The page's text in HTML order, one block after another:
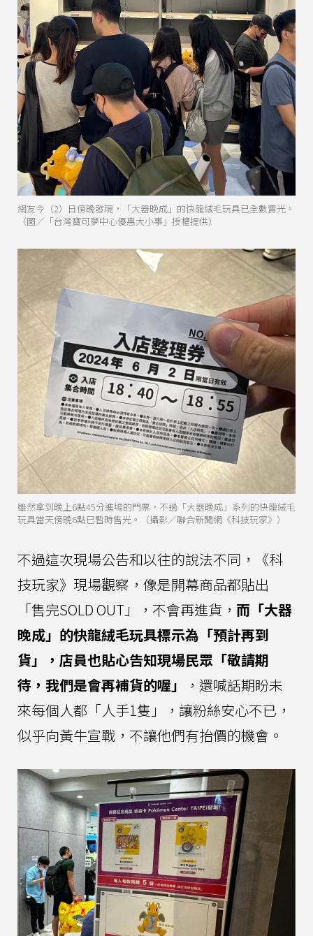
網友今（2）日傍晚發現，「大器晚成」的快龍絨毛玩具已全數賣光。
（圖／「台灣寶可夢中心優惠大小事」授權提供）
雖然拿到晚上6點45分進場的門票，不過「大器晚成」系列的快龍絨毛
玩具當天傍晚6點已暫時售光。（攝影／聯合新聞網《科技玩家》）
不過這次現場公告和以往的說法不同，《科
技玩家》現場觀察，像是開幕商品都貼出
「售完SOLD OUT」，不會再進貨， 而「大器
晚成」的快龍絨毛玩具標示為「預計再到
貨」，店員也貼心告知現場民眾「敬請期
待，我們是會再補貨的喔」
，還喊話期盼未
來每個人都「人手1隻」，讓粉絲安心不已，
似乎向黃牛宣戰，不讓他們有抬價的機會。